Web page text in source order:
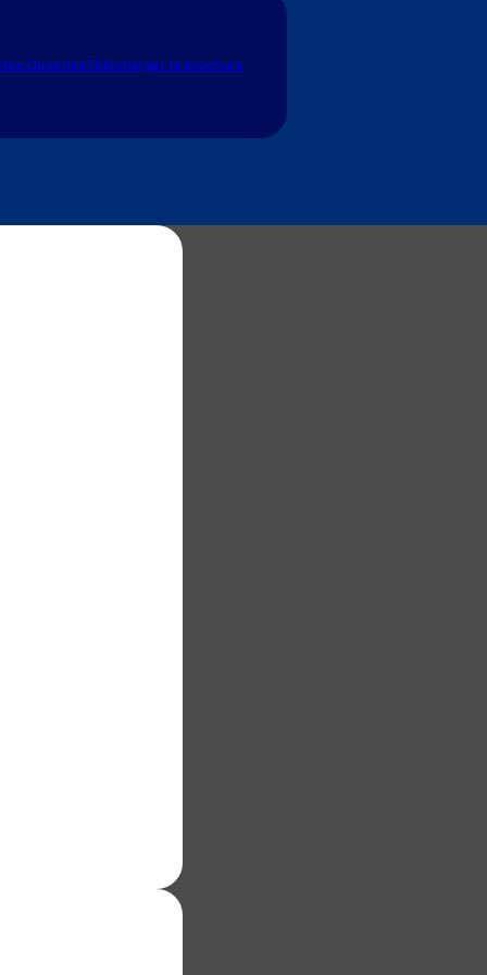
OuvertesTélécharger la brochure